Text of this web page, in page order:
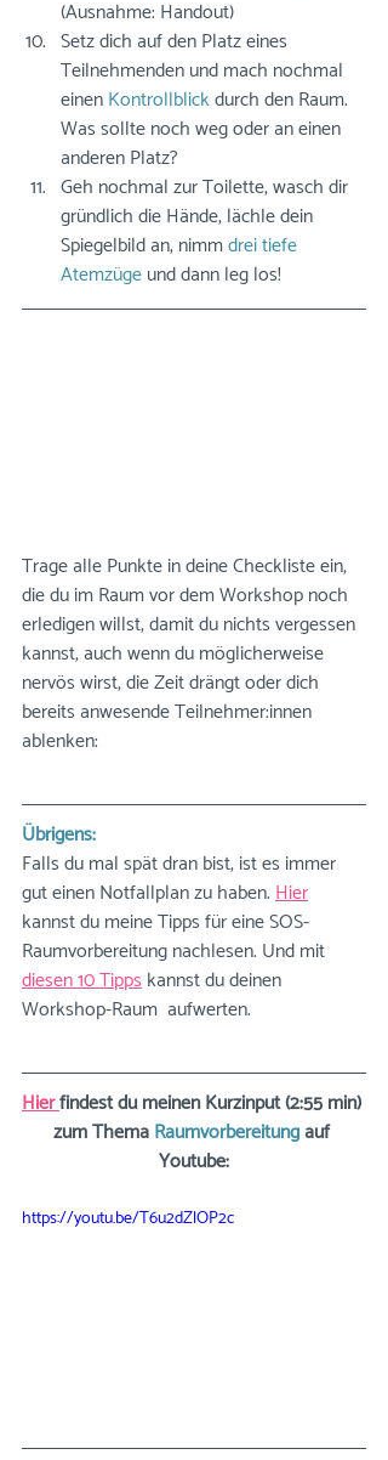
(Ausnahme: Handout)
Setz dich auf den Platz eines
Teilnehmenden und mach nochmal
einen Kontrollblick durch den Raum.
Was sollte noch weg oder an einen
anderen Platz?
Geh nochmal zur Toilette, wasch dir
gründlich die Hände, lächle dein
Spiegelbild an, nimm drei tiefe
Atemzüge und dann leg los!
Trage alle Punkte in deine Checkliste ein,
die du im Raum vor dem Workshop noch
erledigen willst, damit du nichts vergessen
kannst, auch wenn du möglicherweise
nervös wirst, die Zeit drängt oder dich
bereits anwesende Teilnehmer:innen
ablenken:
Übrigens:
Falls du mal spät dran bist, ist es immer
gut einen Notfallplan zu haben. Hier
kannst du meine Tipps für eine SOS-
Raumvorbereitung nachlesen. Und mit
diesen 10 Tipps kannst du deinen
Workshop-Raum  aufwerten.
Hier findest du meinen Kurzinput (2:55 min)
zum Thema Raumvorbereitung auf
Youtube:
https://youtu.be/T6u2dZlOP2c